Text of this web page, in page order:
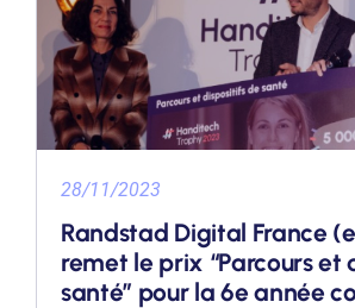
28/11/2023
Randstad Digital France
remet le prix “Parcours et
santé” pour la 6e année